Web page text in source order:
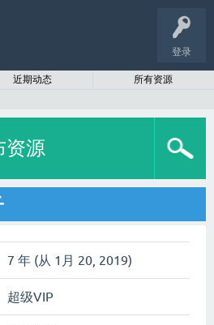
登录
近期动态
所有资源
资源
7 年 (从 1月 20, 2019)
超级VIP